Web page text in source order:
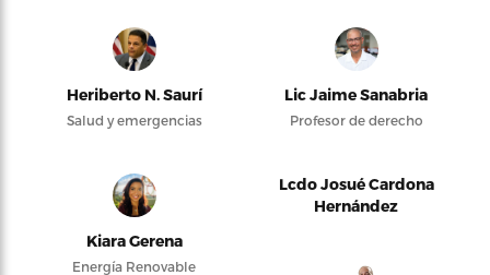
Heriberto N. Saurí
Salud y emergencias
Lic Jaime Sanabria
Profesor de derecho
Kiara Gerena
Energía Renovable
Lcdo Josué Cardona
Hernández